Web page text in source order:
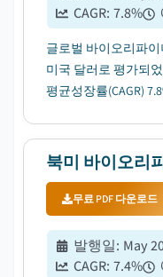
CAGR: 7.8%
글로벌 바이오리파이
미국 달러로 평가되
평균성장률(CAGR)
북미 바이오리
무료 PDF 다운로드
발행일: May
CAGR: 7.4%